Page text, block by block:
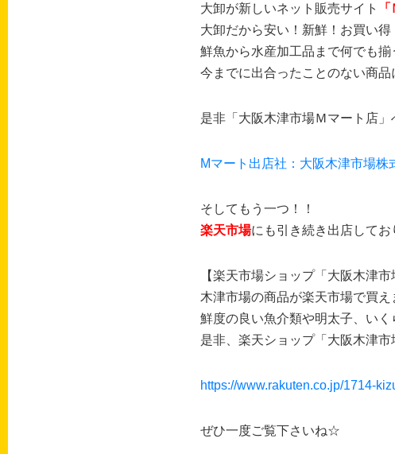
大卸が新しいネット販売サイト
大卸だから安い！新鮮！お買い得
鮮魚から水産加工品まで何でも揃
今までに出合ったことのない商品
是非「大阪木津市場Ｍマート店」
Mマート出店社：大阪木津市場
そしてもう一つ！！
楽天市場にも引き続き出店してお
【楽天市場ショップ「大阪木津市
木津市場の商品が楽天市場で買え
鮮度の良い魚介類や明太子、い
是非、楽天ショップ「大阪木津市
https://www.rakuten.co.jp/1714-
ぜひ一度ご覧下さいね☆